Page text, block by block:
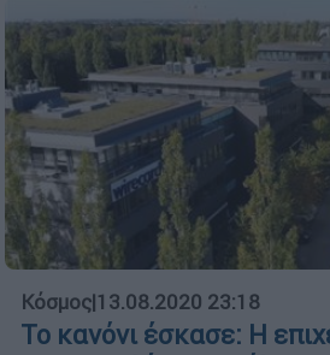
Κόσμος|13.08.2020 23:18
Το κανόνι έσκασε: Η